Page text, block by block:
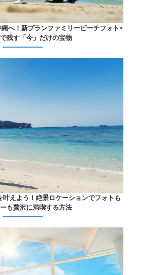
へ！新プランファミリービーチフォト×
残す「今」だけの宝物
えよう！絶景ロケーションでフォトも
も贅沢に満喫する方法